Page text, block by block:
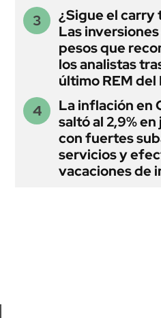
¿Sigue el carry
Las
pesos que
los analistas
último REM del
La inflación en
saltó al 2,9% en
con fuertes
servicios y
vacaciones de